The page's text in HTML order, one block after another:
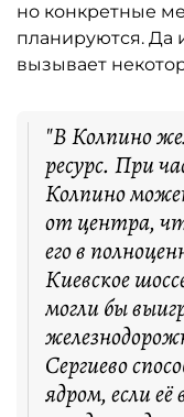
но конкретные
планируются. Да
вызывает
"В Колпино
ресурс. При
Колпино
от центра,
его в
Киевское
могли бы
Сергиево
ядром, если